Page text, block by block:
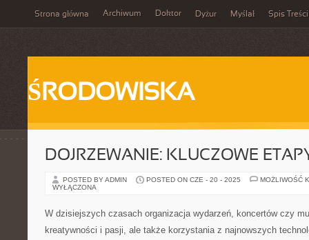
Strona główna Archiwum Doktor Dyżur Myślał Spis Treści
ŚRODOWISKA
DOJRZEWANIE: KLUCZOWE
POSTED BY ADMIN POSTED ON CZE - 20 - 2025
MOŻLIWOŚĆ
WYŁĄCZONA
W dzisiejszych czasach organizacja wydarzeń, koncertów czy
kreatywności i pasji, ale także korzystania z najnowszych